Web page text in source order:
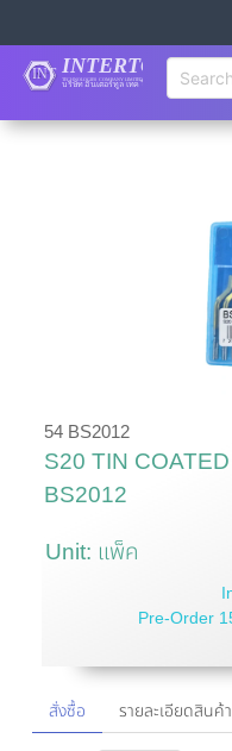
54 BS2012
S20 TIN
BS2012
Unit: แพ็ค
Pre-Order
สั่งซื้อ รายละเอียดสินค้า